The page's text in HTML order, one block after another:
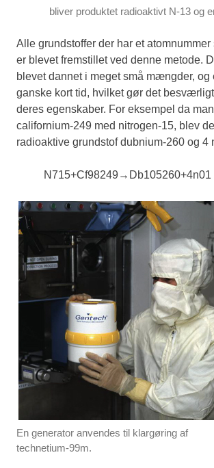
bliver produktet radioaktivt N-13 og
Alle grundstoffer der har et atomnummer
er blevet fremstillet ved denne metode.
blevet dannet i meget små mængder, og
ganske kort tid, hvilket gør det
deres egenskaber. For eksempel da
californium-249 med nitrogen-15, blev
radioaktive grundstof dubnium-260 og 4
N715+Cf98249 → Db105260+4n01
En generator anvendes til klargøring af
technetium-99m.